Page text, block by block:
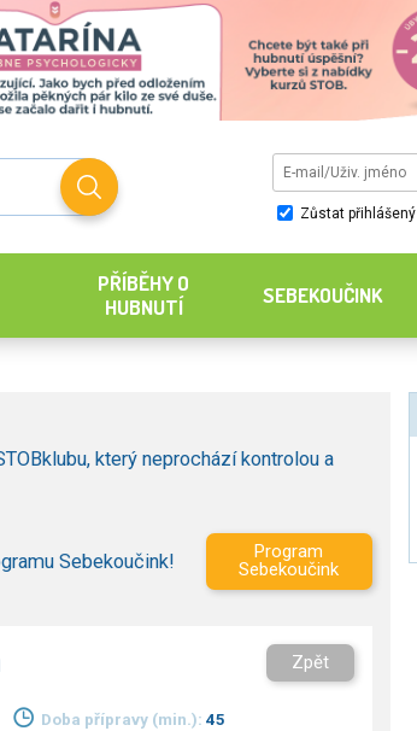
Zůstat přihlášený
PŘÍBĚHY O
HUBNUTÍ
SEBEKOUČINK
který neprochází kontrolou a
Sebekoučink!
Program
Sebekoučink
Zpět
Doba přípravy (min.): 45